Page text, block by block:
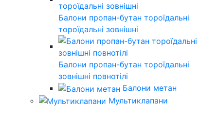
Балони пропан-бутан тороїдальні
тороїдальні зовнішні
Балони пропан-бутан тороїдальні
зовнішні повнотілі
Балони метан
Мультиклапани